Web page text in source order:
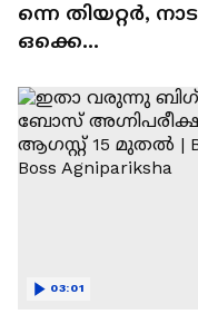
ന്നെ തിയറ്റർ,
ഒക്കെ
ചെയ്യാനുള്ള
യിരുന്നില്ല'
03:01